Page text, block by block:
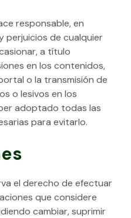
responsable, en
perjuicios de cualquier
a título
en los contenidos,
o la transmisión de
o lesivos en los
adoptado todas las
para evitarlo.
el derecho de efectuar
que considere
cambiar, suprimir